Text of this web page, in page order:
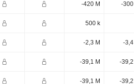
-420 M -300
500 k
-2,3 M -3,4
-39,1 M -39,2
-39,1 M -39,2